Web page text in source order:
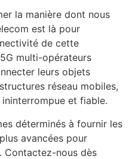
la manière dont nous
est là pour
de cette
multi-opérateurs
leurs objets
réseau mobiles,
et fiable.
déterminés à fournir les
avancées pour
Contactez-nous dès